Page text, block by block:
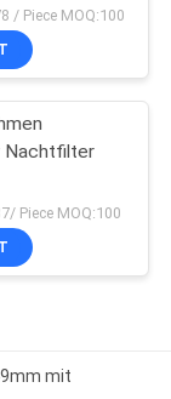
/ Piece MOQ:100
Nachtfilter
Piece MOQ:100
mit